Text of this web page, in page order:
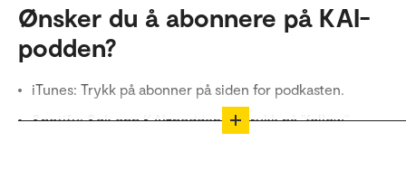
Ønsker du å abonnere på KAI-
podden?
iTunes: Trykk på abonner på siden for podkasten.
Spotify: Søk opp KAI-podden og trykk på "follow".